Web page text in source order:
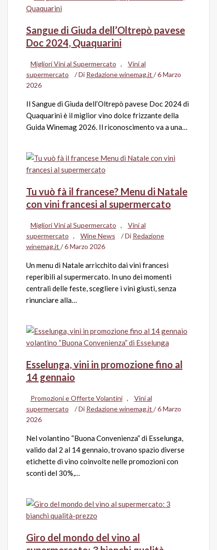
Sangue di Giuda dell’Oltrepò pavese
Doc 2024, Quaquarini
Migliori Vini al Supermercato ,
Vini al
supermercato
/ Di Redazione winemag.it /6 Marzo
2026
Il Sangue di Giuda dell’Oltrepò pavese Doc 2024 di
Quaquarini è il miglior vino dolce frizzante della
Guida Winemag 2026. Il riconoscimento va a una…
Tu vuò fà il francese? Menu di Natale
con vini francesi al supermercato
Migliori Vini al Supermercato ,
Vini al
supermercato , Wine News / Di Redazione
winemag.it /6 Marzo 2026
Un menu di Natale arricchito dai vini francesi
reperibili al supermercato. In uno dei momenti
centrali delle feste, scegliere i vini giusti, senza
rinunciare alla…
Esselunga, vini in promozione fino al
14 gennaio
Promozioni e Offerte Volantini ,
Vini al
supermercato
/ Di Redazione winemag.it /6 Marzo
2026
Nel volantino “Buona Convenienza” di Esselunga,
valido dal 2 al 14 gennaio, trovano spazio diverse
etichette di vino coinvolte nelle promozioni con
sconti del 30%,…
Giro del mondo del vino al